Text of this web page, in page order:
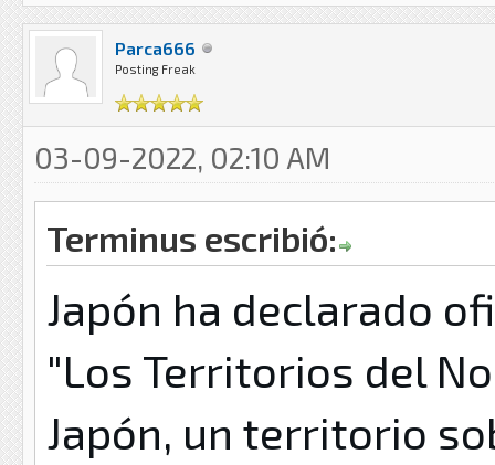
Parca666
Posting Freak
03-09-2022, 02:10 AM
Terminus escribió:
Japón ha declarado
"Los Territorios del
Japón, un territorio